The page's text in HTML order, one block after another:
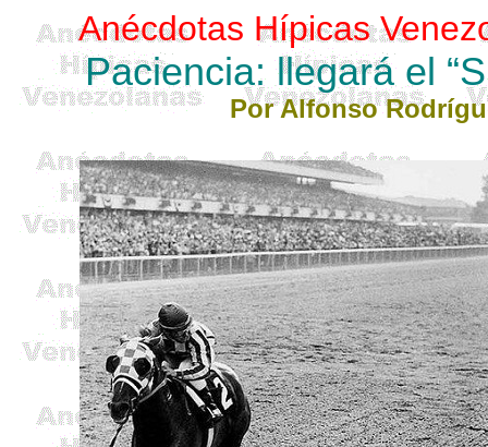
Anécdotas Hípicas
Paciencia: llegará el
Por Alfonso